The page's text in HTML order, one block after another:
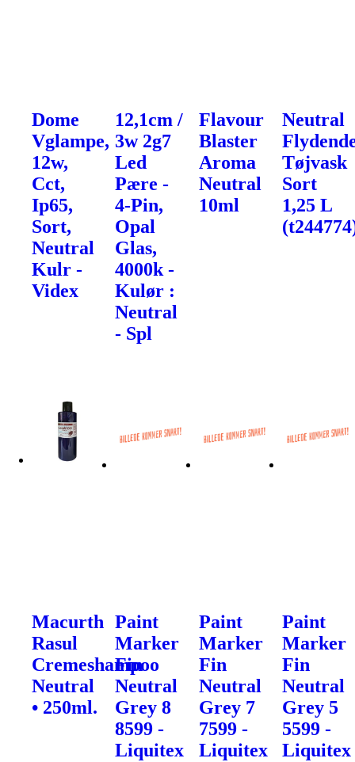
Dome
Vglampe,
12w,
Cct,
Ip65,
Sort,
Neutral
Kulr -
Videx
12,1cm /
3w 2g7
Led
Pære -
4-Pin,
Opal
Glas,
4000k -
Kulør :
Neutral
- Spl
Flavour
Blaster
Aroma
Neutral
10ml
Neutral
Tøjvask
Sort
1,25 L
Macurth
Rasul
Cremeshampoo
Neutral
• 250ml.
Paint
Marker
Fin
Neutral
Grey 8
8599 -
Liquitex
Paint
Marker
Fin
Neutral
Grey 7
7599 -
Liquitex
Paint
Marker
Fin
Neutral
Grey 5
5599 -
Liquitex